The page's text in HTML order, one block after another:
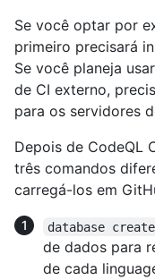
Se você optar por
primeiro precisará
Se você planeja
de CI externo,
para os servidores
Depois de CodeQL
três comandos
carregá-los em
database create
de dados para
de cada